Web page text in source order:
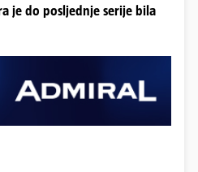
je do posljednje serije bila